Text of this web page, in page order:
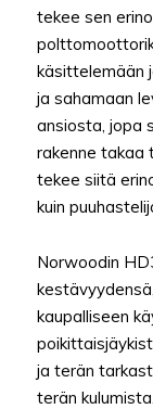
tekee sen
käsittelemään
ja sahamaan
ansiosta, jopa
rakenne takaa
tekee siitä
kuin
Norwoodin
kaupalliseen
ja terän
terän